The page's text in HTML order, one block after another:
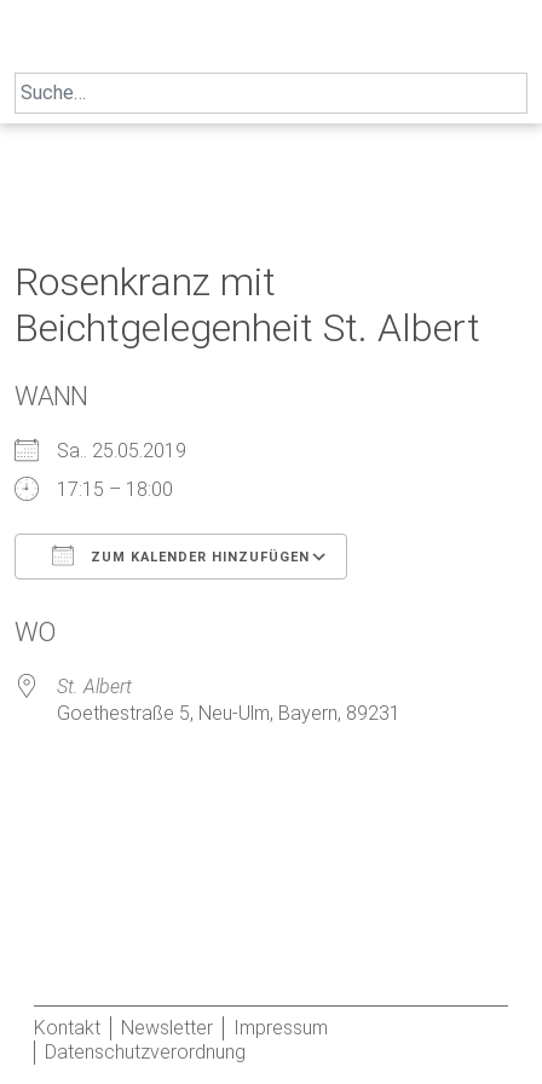
Search
for:
Rosenkranz mit
Beichtgelegenheit St. Albert
WANN
Sa.. 25.05.2019
17:15 – 18:00
ZUM KALENDER HINZUFÜGEN
WO
St. Albert
Goethestraße 5, Neu-Ulm, Bayern, 89231
Kontakt Newsletter
Impressum
Datenschutzverordnung